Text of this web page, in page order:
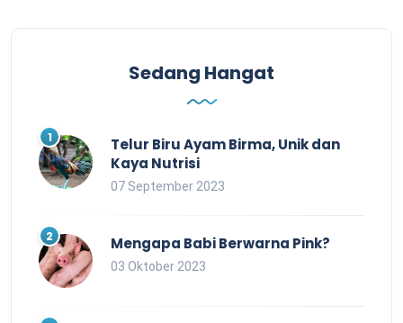
Sedang Hangat
Telur Biru Ayam Birma, Unik dan
Kaya Nutrisi
07 September 2023
Mengapa Babi Berwarna Pink?
03 Oktober 2023